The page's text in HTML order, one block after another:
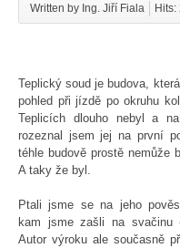
Written by Ing. Jiří Fiala
Hits:
Teplický soud je budova,
pohled při jízdě po okruhu
Teplicích dlouho nebyl a
rozeznal jsem jej na první
téhle budově prostě nemůže
A taky že byl.
Ptali jsme se na jeho
kam jsme zašli na svačinu
Autor výroku ale současně